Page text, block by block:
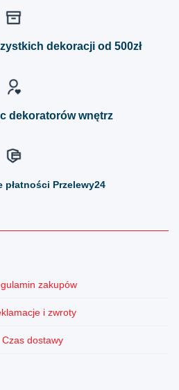
można
dekoracji od 500zł
dekoratorów wnętrz
płatności Przelewy24
zakupów
i zwroty
Czas dostawy